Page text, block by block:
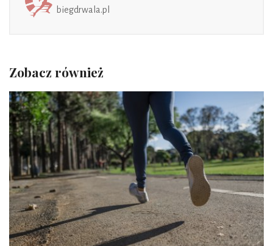
biegdrwala.pl
Zobacz również